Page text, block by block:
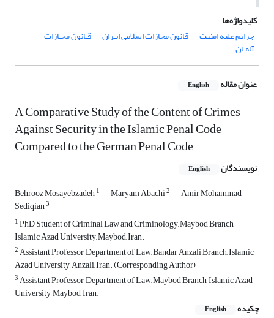
کلیدواژه‌ها
جرایم علیه امنیت
قانون مجازات اسلامی ایـران قـانون مجـازات
آلمـان
عنوان مقاله English
A Comparative Study of the Content of Crimes
Against Security in the Islamic Penal Code
Compared to the German Penal Code
نویسندگان English
Behrooz Mosayebzadeh1 Maryam Abachi2 Amir Mohammad
Sediqian3
1PhD Student of Criminal Law and Criminology, Maybod Branch,
Islamic Azad University, Maybod, Iran.
2Assistant Professor, Department of Law, Bandar Anzali Branch, Islamic
Azad University, Anzali, Iran. (Corresponding Author)
3Assistant Professor, Department of Law, Maybod Branch, Islamic Azad
University, Maybod, Iran.
چکیده
English